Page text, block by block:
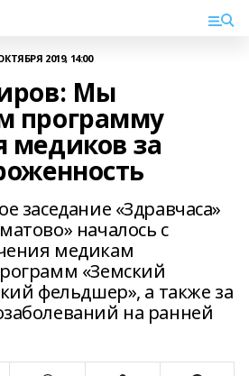
2019, 14:00
Мы
программу
медиков за
заседание «Здравчаса»
началось с
медикам
«Земский
фельдшер», а также за
на ранней